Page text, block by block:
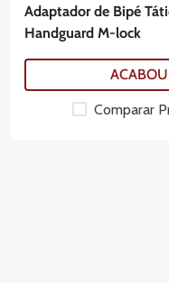
Adaptador de Bipé
Handguard M-lock
Comparar